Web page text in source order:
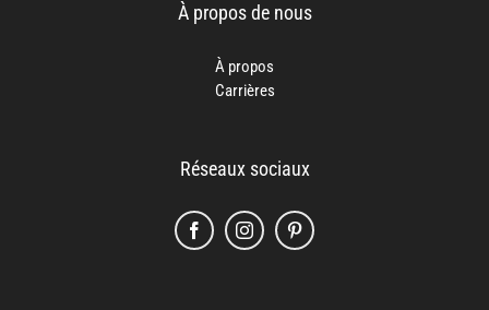
À propos de nous
À propos
Carrières
Réseaux sociaux